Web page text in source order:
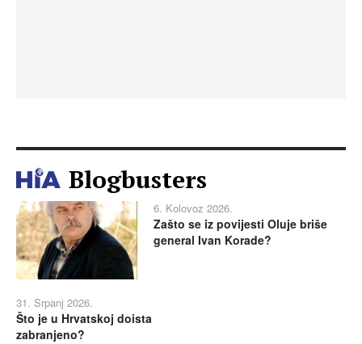
Blogbusters
6. Kolovoz 2026.
Zašto se iz povijesti Oluje briše
general Ivan Korade?
31. Srpanj 2026.
Što je u Hrvatskoj doista
zabranjeno?